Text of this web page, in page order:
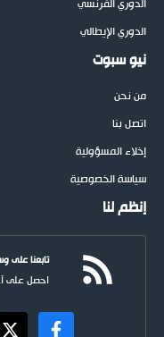
الدوري الفرنسي
الدوري الإيطالي
نيو سبوت
من نحن
اتصل بنا
إخلاء المسؤولية
سياسة الخصوصية
إنظم لنا
تابعنا على
احصل على